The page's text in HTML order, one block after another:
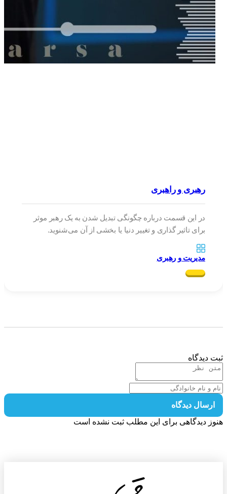
رهبری و راهبری
در این قسمت درباره چگونگی تبدیل شدن به یک رهبر موثر
برای تاثیر گذاری و تغییر دنیا یا بخشی از آن می‌شنوید.
مدیریت و رهبری
دیدگاه
دیدگاه
دیدگاهی برای این مطلب ثبت نشده است